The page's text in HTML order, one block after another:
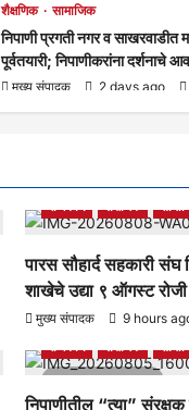
शैक्षणिक
सामाजिक
निपाणी प्रगती नगर व साखरवाडीत
पूर्वतयारी; निपाणीकरांना दर्शनाचे
मुख्य संपादक 2 days ago
राजकीय
शैक्षणिक
पारस सौहार्द सहकारी संघ
शाखेचे उद्या ९ ऑगस्ट
मुख्य संपादक 9 hours
1 minute read
आरोग्य क्रीडा ताज्या
राजकीय
शैक्षणिक
निपाणीतील “त्या” संरक्षक